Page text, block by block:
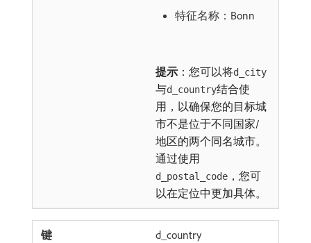
特征名称：Bonn
提示 ：您可以将d_city
与d_country结合使
用，以确保您的目标城
市不是位于不同国家/
地区的两个同名城市。
通过使用
d_postal_code ，您可
以在定位中更加具体。
d_country